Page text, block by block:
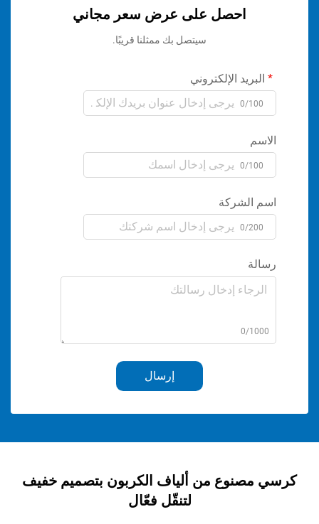
احصل على عرض سعر مجاني
سيتصل بك ممثلنا قريبًا.
الإلكتروني
من ألياف الكربون بتصميم خفيف
لتنقّل فعّال